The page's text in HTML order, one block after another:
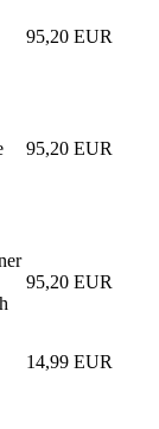
95,20 EUR
95,20 EUR
95,20 EUR
14,99 EUR